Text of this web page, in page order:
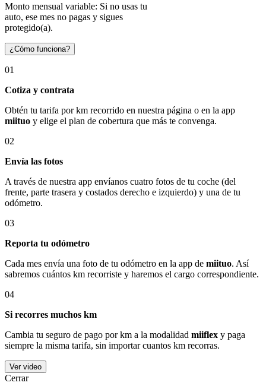
Monto mensual variable: Si no usas tu
auto, ese mes no pagas y sigues
protegido(a).
¿Cómo funciona?
01
Cotiza y contrata
Obtén tu tarifa por km recorrido en nuestra página o en la app
miituo y elige el plan de cobertura que más te convenga.
02
Envía las fotos
A través de nuestra app envíanos cuatro fotos de tu coche (del
frente, parte trasera y costados derecho e izquierdo) y una de tu
odómetro.
03
Reporta tu odómetro
Cada mes envía una foto de tu odómetro en la app de miituo. Así
sabremos cuántos km recorriste y haremos el cargo correspondiente.
04
Si recorres muchos km
Cambia tu seguro de pago por km a la modalidad miiflex y paga
siempre la misma tarifa, sin importar cuantos km recorras.
Ver video
Cerrar